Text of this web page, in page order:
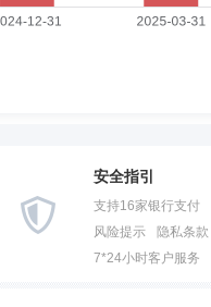
安全指引
支持16家银行支付
风险提示
隐私条款
7*24小时客户服务